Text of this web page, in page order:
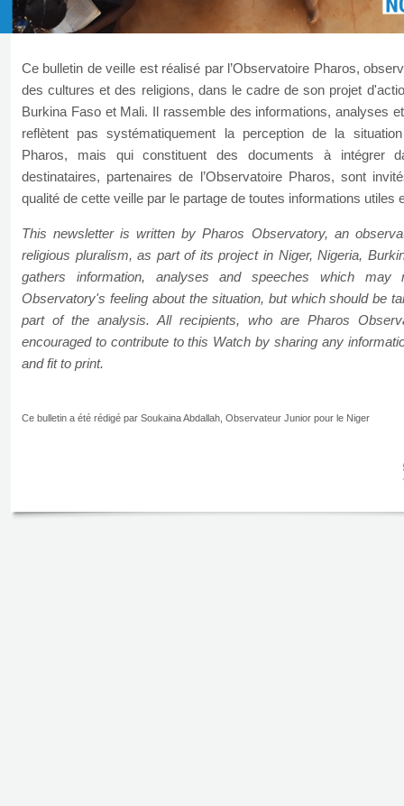
Ce bulletin de veille est réalisé par l’Observatoire Pharos,
des cultures et des religions, dans le cadre de son projet
Burkina Faso et Mali. Il rassemble des informations, analyses
reflètent pas systématiquement la perception de la situation
Pharos, mais qui constituent des documents à intégrer
destinataires, partenaires de l’Observatoire Pharos, sont
qualité de cette veille par le partage de toutes informations utiles
This newsletter is written by Pharos Observatory, an
religious pluralism, as part of its project in Niger, Nigeria,
gathers information, analyses and speeches which may
Observatory's feeling about the situation, but which should be
part of the analysis. All recipients, who are Pharos
encouraged to contribute to this Watch by sharing any
and fit to print.
Ce bulletin a été rédigé par Soukaina Abdallah, Observateur Junior pour le Niger